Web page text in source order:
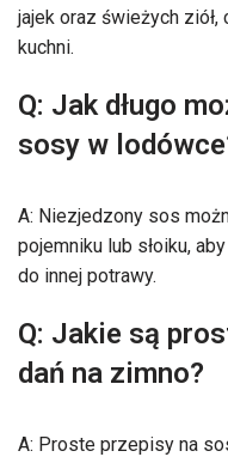
jajek oraz świeżych
kuchni.
Q: Jak długo
sosy w
A: Niezjedzony sos
pojemniku lub słoiku,
do innej potrawy.
Q: Jakie są
dań na zimno?
A: Proste przepisy na